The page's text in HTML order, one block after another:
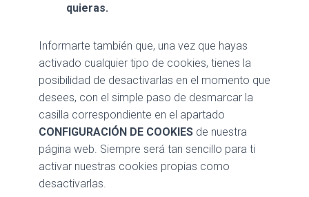
quieras.
Informarte también que, una vez que hayas
activado cualquier tipo de cookies, tienes la
posibilidad de desactivarlas en el momento que
desees, con el simple paso de desmarcar la
casilla correspondiente en el apartado
CONFIGURACIÓN DE COOKIES de nuestra
página web. Siempre será tan sencillo para ti
activar nuestras cookies propias como
desactivarlas.